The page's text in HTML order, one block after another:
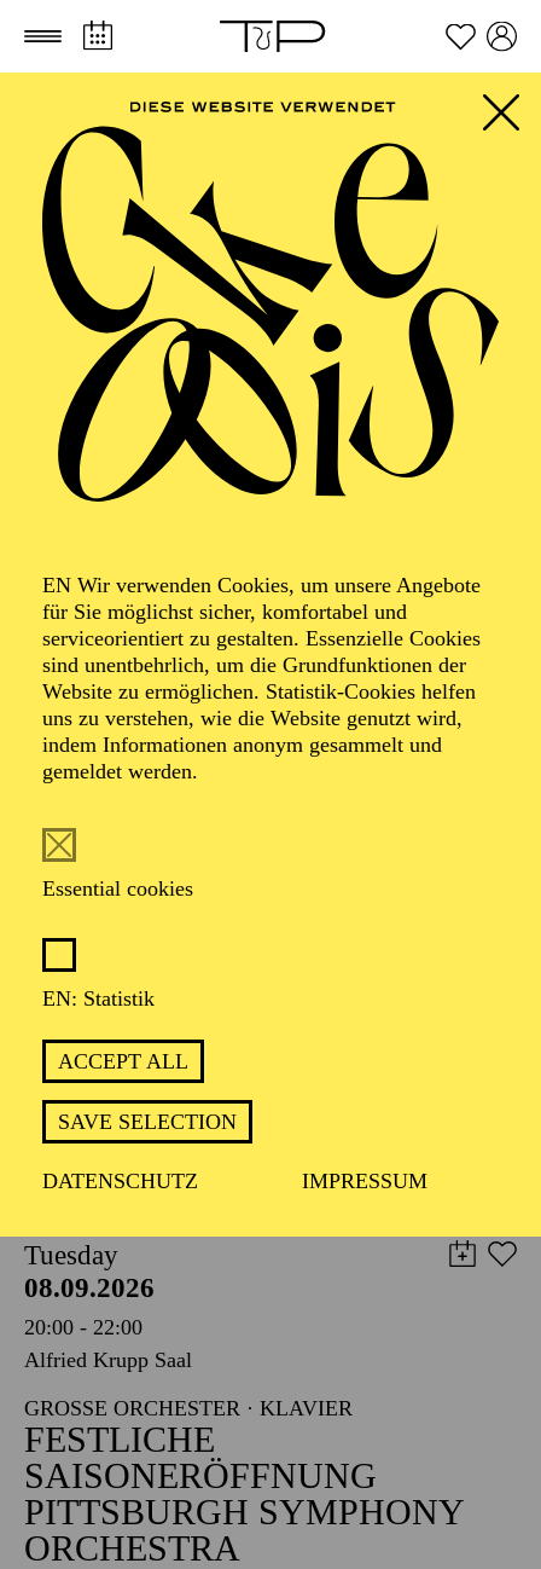
Zum Hauptinhalt springen Zum Footer springen
EN Wir verwenden Cookies, um unsere Angebote
für Sie möglichst sicher, komfortabel und
serviceorientiert zu gestalten. Essenzielle Cookies
sind unentbehrlich, um die Grundfunktionen der
Website zu ermöglichen. Statistik-Cookies helfen
uns zu verstehen, wie die Website genutzt wird,
indem Informationen anonym gesammelt und
gemeldet werden.
Essential cookies
EN: Statistik
ACCEPT ALL
SAVE SELECTION
DATENSCHUTZ IMPRESSUM
FILTER
SEPTEMBER 2026
PHILHARMONIE ESSEN
Friday
04.09.2026
20:00 - 23:00
Alfried Krupp Saal
Organiser: Theater-, Konzert- u. Gastspieldirektion OTTO
HOFNER GMBH
TICKETS
55,20 52,70€
EN: SCHAUSPIEL ESSEN
05.09.2026
19:30 - 21:30
BLICK AUF DEN IRAN –
STIMMEN ZUR AKTUELLEN
LAGE
TICKETS
8,00€
Tuesday
08.09.2026
20:00 - 22:00
Alfried Krupp Saal
GROSSE ORCHESTER · KLAVIER
FESTLICHE
SAISONERÖFFNUNG
PITTSBURGH SYMPHONY
ORCHESTRA